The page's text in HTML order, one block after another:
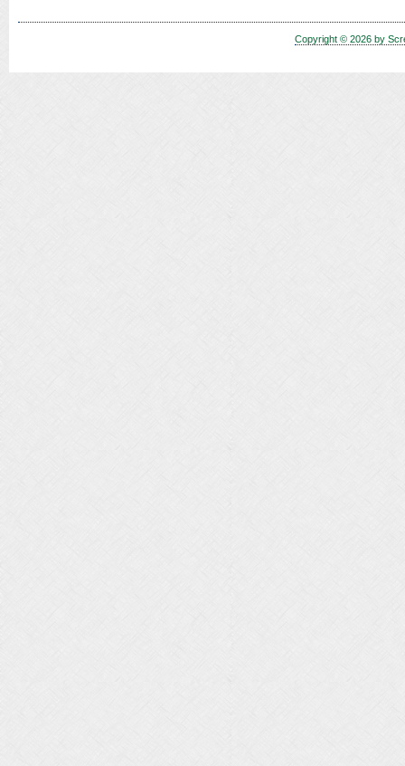
Copyright © 2026 by